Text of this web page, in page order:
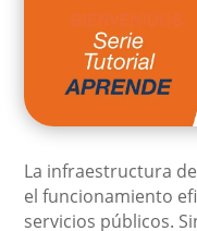
La infraestructura
el funcionamiento
servicios públicos.